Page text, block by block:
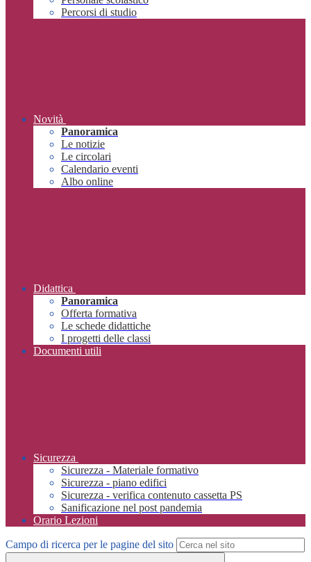
Percorsi di studio
Novità
Panoramica
Le notizie
Le circolari
Calendario eventi
Albo online
Didattica
Panoramica
Offerta formativa
Le schede didattiche
I progetti delle classi
Documenti utili
Sicurezza
Sicurezza - Materiale formativo
Sicurezza - piano edifici
Sicurezza - verifica contenuto cassetta PS
Sanificazione nel post pandemia
Orario Lezioni
Campo di ricerca per le pagine del sito